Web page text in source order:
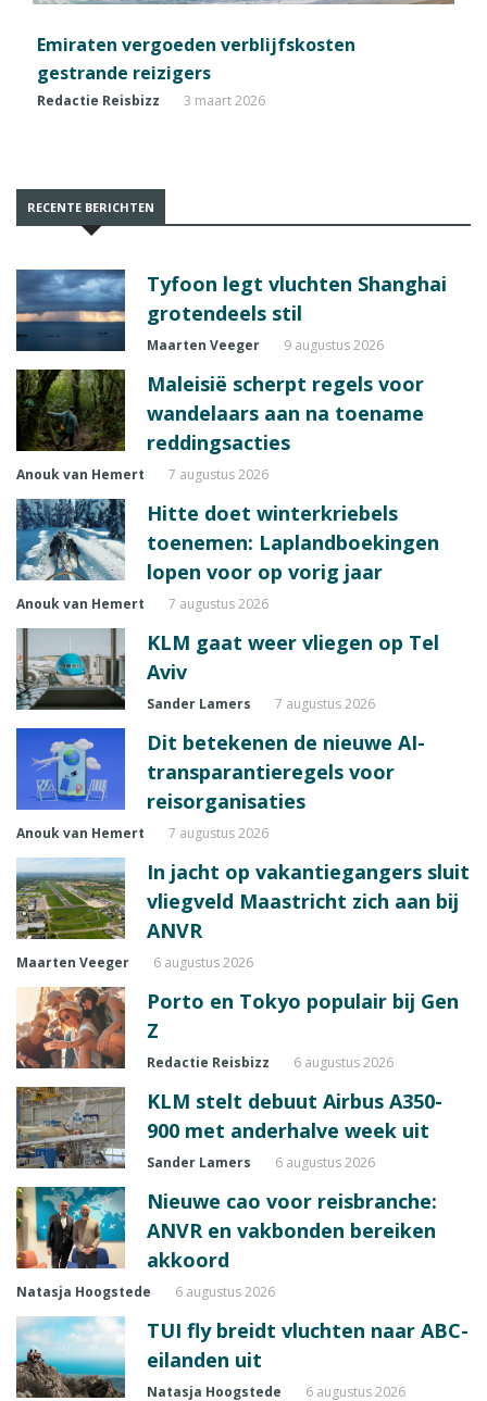
Emiraten vergoeden verblijfskosten
gestrande reizigers
Redactie Reisbizz 3 maart 2026
RECENTE BERICHTEN
Tyfoon legt vluchten Shanghai
grotendeels stil
Maarten Veeger 9 augustus 2026
Maleisië scherpt regels voor
wandelaars aan na toename
reddingsacties
Anouk van Hemert 7 augustus 2026
Hitte doet winterkriebels
toenemen: Laplandboekingen
lopen voor op vorig jaar
Anouk van Hemert 7 augustus 2026
KLM gaat weer vliegen op Tel
Aviv
Sander Lamers 7 augustus 2026
Dit betekenen de nieuwe AI-
transparantieregels voor
reisorganisaties
Anouk van Hemert 7 augustus 2026
In jacht op vakantiegangers sluit
vliegveld Maastricht zich aan bij
ANVR
Maarten Veeger 6 augustus 2026
Porto en Tokyo populair bij Gen
Z
Redactie Reisbizz 6 augustus 2026
KLM stelt debuut Airbus A350-
900 met anderhalve week uit
Sander Lamers 6 augustus 2026
Nieuwe cao voor reisbranche:
ANVR en vakbonden bereiken
akkoord
Natasja Hoogstede 6 augustus 2026
TUI fly breidt vluchten naar ABC-
eilanden uit
Natasja Hoogstede 6 augustus 2026